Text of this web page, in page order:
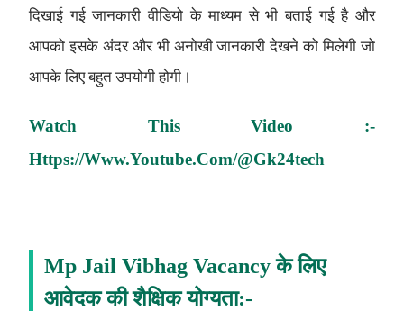
दिखाई गई जानकारी वीडियो के माध्यम से भी बताई गई है और
आपको इसके अंदर और भी अनोखी जानकारी देखने को मिलेगी जो
आपके लिए बहुत उपयोगी होगी।
Watch This Video :-
Https://www.youtube.com/@gk24tech
Mp Jail Vibhag Vacancyके लिए
आवेदक की शैक्षिक योग्यता:-